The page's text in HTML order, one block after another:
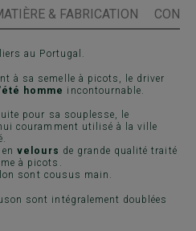
& FABRICATION
au Portugal.
à sa semelle à picots, le driver
homme incontournable.
pour sa souplesse, le
couramment utilisé à la ville
envelours de grande qualité traité
à picots.
sont cousus main.
sont intégralement doublées